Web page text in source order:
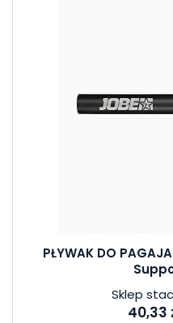
PŁYWAK DO
Sklep
40,33